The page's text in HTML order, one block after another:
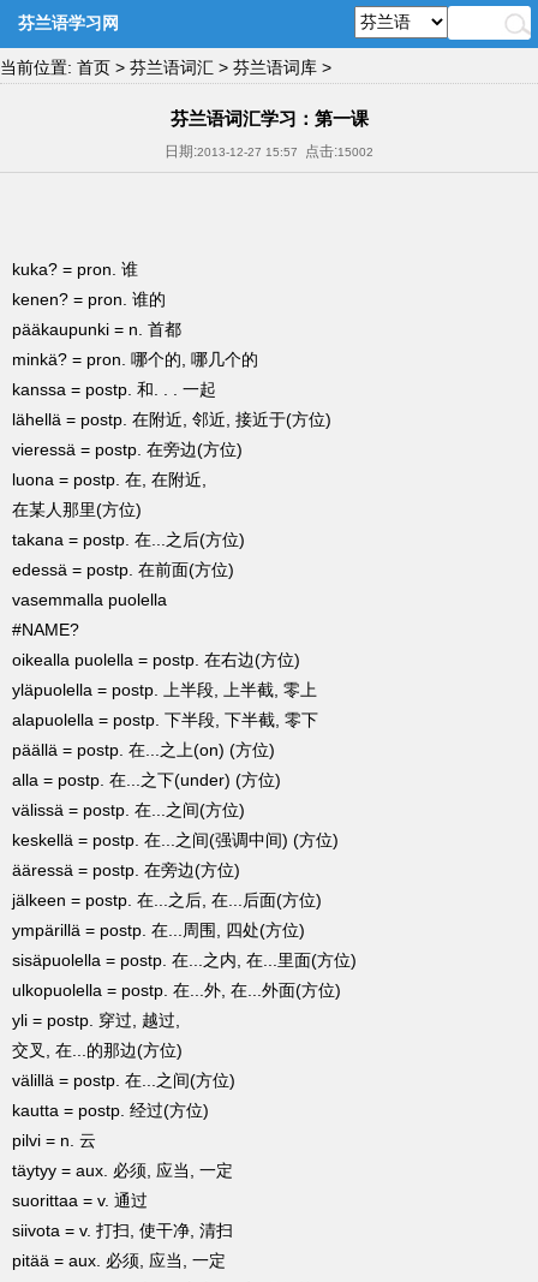
芬兰语学习网
当前位置: 首页 > 芬兰语词汇 > 芬兰语词库 >
芬兰语词汇学习：第一课
日期:2013-12-27 15:57 点击:15002
kuka? = pron. 谁
kenen? = pron. 谁的
pääkaupunki = n. 首都
minkä? = pron. 哪个的, 哪几个的
kanssa = postp. 和. . . 一起
lähellä = postp. 在附近, 邻近, 接近于(方位)
vieressä = postp. 在旁边(方位)
luona = postp. 在, 在附近,
在某人那里(方位)
takana = postp. 在...之后(方位)
edessä = postp. 在前面(方位)
vasemmalla puolella
#NAME?
oikealla puolella = postp. 在右边(方位)
yläpuolella = postp. 上半段, 上半截, 零上
alapuolella = postp. 下半段, 下半截, 零下
päällä = postp. 在...之上(on) (方位)
alla = postp. 在...之下(under) (方位)
välissä = postp. 在...之间(方位)
keskellä = postp. 在...之间(强调中间) (方位)
ääressä = postp. 在旁边(方位)
jälkeen = postp. 在...之后, 在...后面(方位)
ympärillä = postp. 在...周围, 四处(方位)
sisäpuolella = postp. 在...之内, 在...里面(方位)
ulkopuolella = postp. 在...外, 在...外面(方位)
yli = postp. 穿过, 越过,
交叉, 在...的那边(方位)
välillä = postp. 在...之间(方位)
kautta = postp. 经过(方位)
pilvi = n. 云
täytyy = aux. 必须, 应当, 一定
suorittaa = v. 通过
siivota = v. 打扫, 使干净, 清扫
pitää = aux. 必须, 应当, 一定